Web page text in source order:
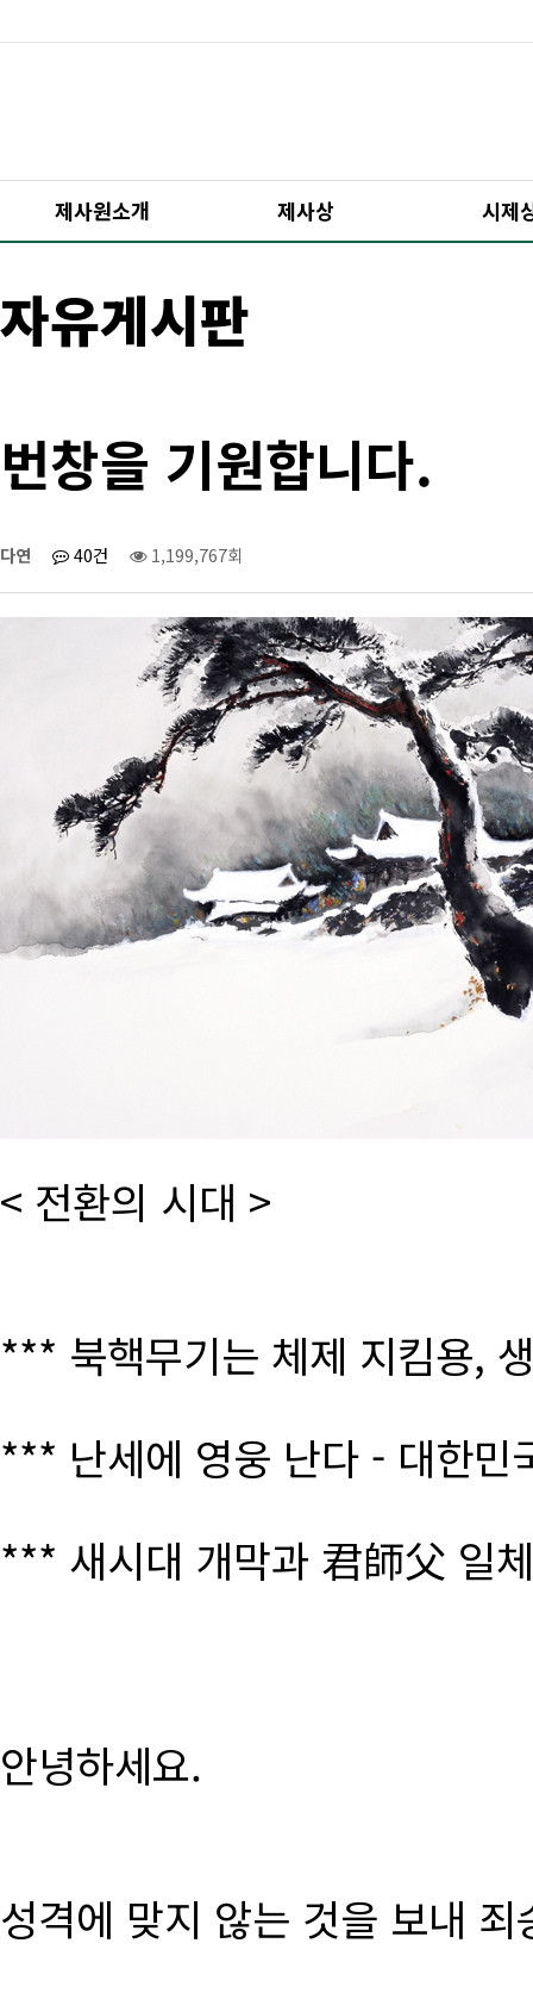
제사원소개 제사상 시제
자유게시판
번창을 기원합니다.
다연 40건 1,199,767회
< 전환의 시대 >
*** 북핵무기는 체제 지킴용,
*** 난세에 영웅 난다 - 대한
*** 새시대 개막과 君師父 일
안녕하세요.
성격에 맞지 않는 것을 보내